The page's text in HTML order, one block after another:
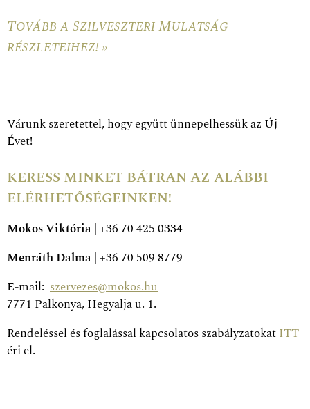
Tovább a Szilveszteri Mulatság
részleteihez! »
Várunk szeretettel, hogy együtt ünnepelhessük az Új
Évet!
KERESS MINKET BÁTRAN AZ ALÁBBI
ELÉRHETŐSÉGEINKEN!
Mokos Viktória| +36 70 425 0334
Menráth Dalma| +36 70 509 8779
E-mail: szervezes@mokos.hu
7771 Palkonya, Hegyalja u. 1.
Rendeléssel és foglalással kapcsolatos szabályzatokatITT
éri el.